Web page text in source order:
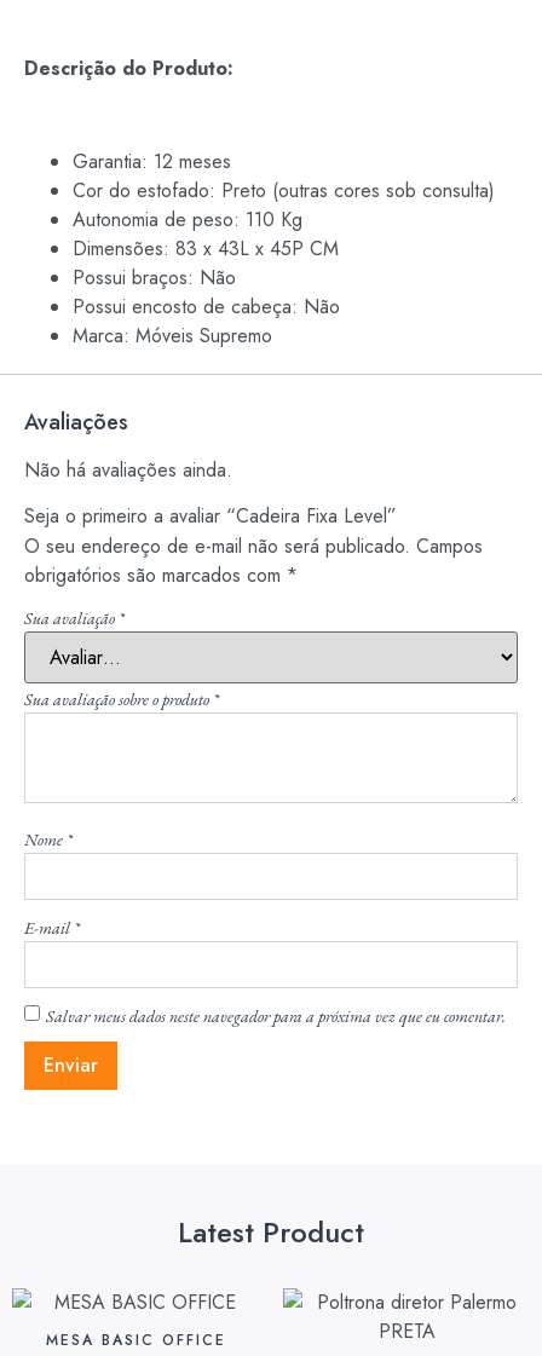
Descrição do Produto:
Garantia: 12 meses
Cor do estofado: Preto (outras cores sob consulta)
Autonomia de peso: 110 Kg
Dimensões: 83 x 43L x 45P CM
Possui braços: Não
Possui encosto de cabeça: Não
Marca: Móveis Supremo
Avaliações
Não há avaliações ainda.
Seja o primeiro a avaliar “Cadeira Fixa Level”
O seu endereço de e-mail não será publicado. Campos
obrigatórios são marcados com *
Sua avaliação *
Sua avaliação sobre o produto *
Nome *
E-mail*
Salvar meus dados neste navegador para a próxima vez que eu comentar.
Latest Product
MESA BASIC OFFICE